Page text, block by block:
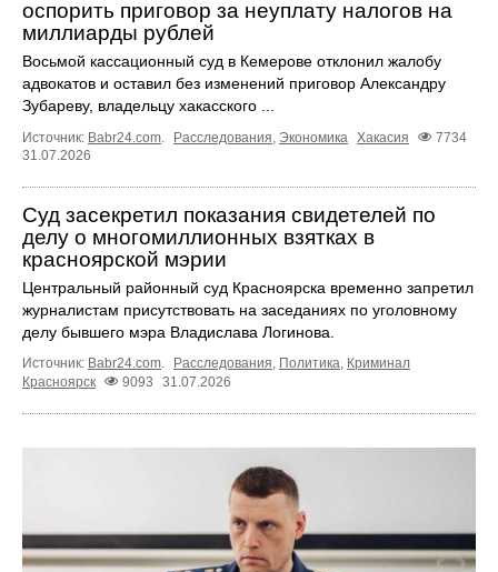
оспорить приговор за неуплату налогов на
миллиарды рублей
Восьмой кассационный суд в Кемерове отклонил жалобу
адвокатов и оставил без изменений приговор Александру
Зубареву, владельцу хакасского ...
Источник: Babr24.com. Расследования, Экономика Хакасия
7734
31.07.2026
Суд засекретил показания свидетелей по
делу о многомиллионных взятках в
красноярской мэрии
Центральный районный суд Красноярска временно запретил
журналистам присутствовать на заседаниях по уголовному
делу бывшего мэра Владислава Логинова.
Источник: Babr24.com. Расследования, Политика, Криминал
Красноярск
9093 31.07.2026